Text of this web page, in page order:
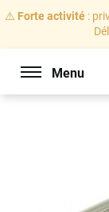
⚠️ Forte activité:
Menu